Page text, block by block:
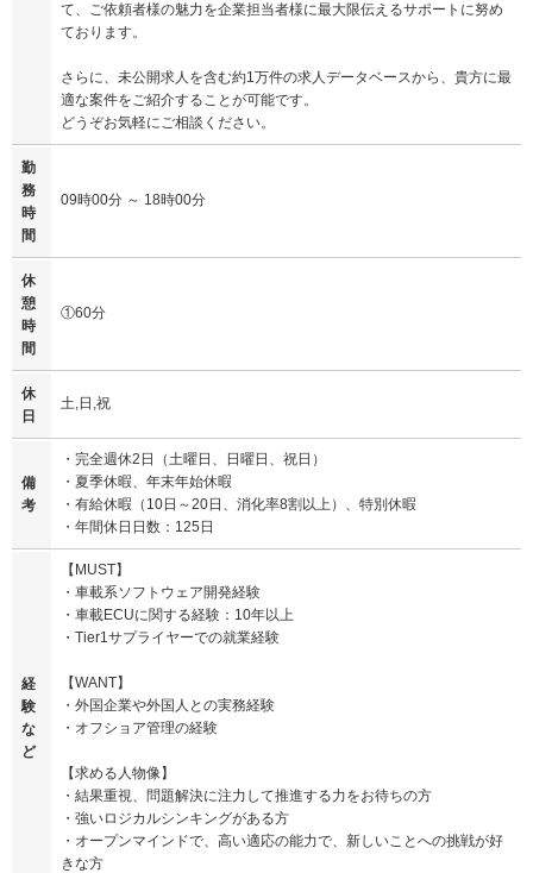
て、ご依頼者様の魅力を企業担当者様に最大限伝えるサポートに努め
ております。
さらに、未公開求人を含む約1万件の求人データベースから、貴方に最
適な案件をご紹介することが可能です。
どうぞお気軽にご相談ください。
勤
務
時
間
09時00分 ～ 18時00分
休
憩
時
間
①60分
休
日
土,日,祝
備
考
・完全週休2日（土曜日、日曜日、祝日）
・夏季休暇、年末年始休暇
・有給休暇（10日～20日、消化率8割以上）、特別休暇
・年間休日日数：125日
経
験
な
ど
【MUST】
・車載系ソフトウェア開発経験
・車載ECUに関する経験：10年以上
・Tier1サプライヤーでの就業経験
【WANT】
・外国企業や外国人との実務経験
・オフショア管理の経験
【求める人物像】
・結果重視、問題解決に注力して推進する力をお待ちの方
・強いロジカルシンキングがある方
・オープンマインドで、高い適応の能力で、新しいことへの挑戦が好
きな方